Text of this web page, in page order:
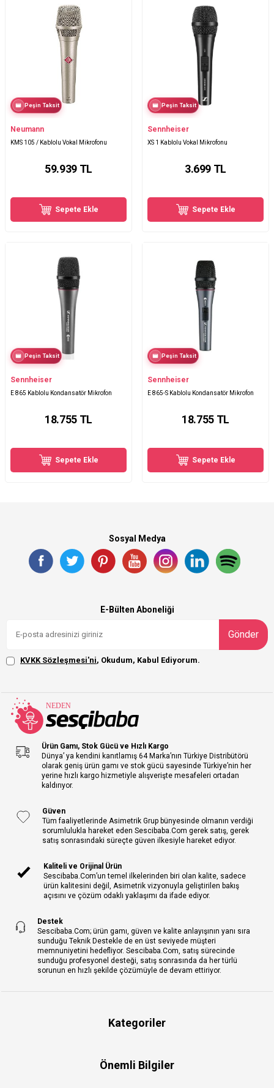
Peşin Taksit
Neumann
KMS 105 / Kablolu Vokal Mikrofonu
59.939TL
Sepete Ekle
Peşin Taksit
Sennheiser
XS 1 Kablolu Vokal Mikrofonu
3.699 TL
Sepete Ekle
Peşin Taksit
Sennheiser
E 865 Kablolu Kondansatör Mikrofon
18.755TL
Sepete Ekle
Peşin Taksit
Sennheiser
E 865-S Kablolu Kondansatör Mikrofon
18.755TL
Sepete Ekle
Sosyal Medya
E-Bülten Aboneliği
Gönder
KVKK Sözleşmesi'ni, Okudum, Kabul Ediyorum.
Ürün Gamı, Stok Gücü ve Hızlı Kargo
Dünya’ ya kendini kanıtlamış 64 Marka’nın Türkiye Distribütörü
olarak geniş ürün gamı ve stok gücü sayesinde Türkiye’nin her
yerine hızlı kargo hizmetiyle alışverişte mesafeleri ortadan
kaldırıyor.
Güven
Tüm faaliyetlerinde Asimetrik Grup bünyesinde olmanın verdiği
sorumlulukla hareket eden Sescibaba.Com gerek satış, gerek
satış sonrasındaki süreçte güven ilkesiyle hareket ediyor.
Kaliteli ve Orijinal Ürün
Sescibaba.Com’un temel ilkelerinden biri olan kalite, sadece
ürün kalitesini değil, Asimetrik vizyonuyla geliştirilen bakış
açısını ve çözüm odaklı yaklaşımı da ifade ediyor.
Destek
Sescibaba.Com; ürün gamı, güven ve kalite anlayışının yanı sıra
sunduğu Teknik Destekle de en üst seviyede müşteri
memnuniyetini hedefliyor. Sescibaba.Com, satış sürecinde
sunduğu profesyonel desteği, satış sonrasında da her türlü
sorunun en hızlı şekilde çözümüyle de devam ettiriyor.
Kategoriler
Önemli Bilgiler